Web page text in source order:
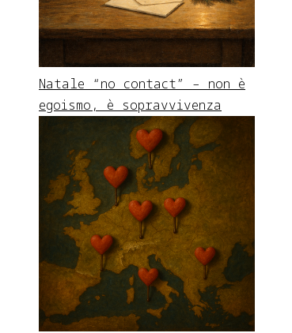
Natale “no contact” – non è
egoismo, è sopravvivenza